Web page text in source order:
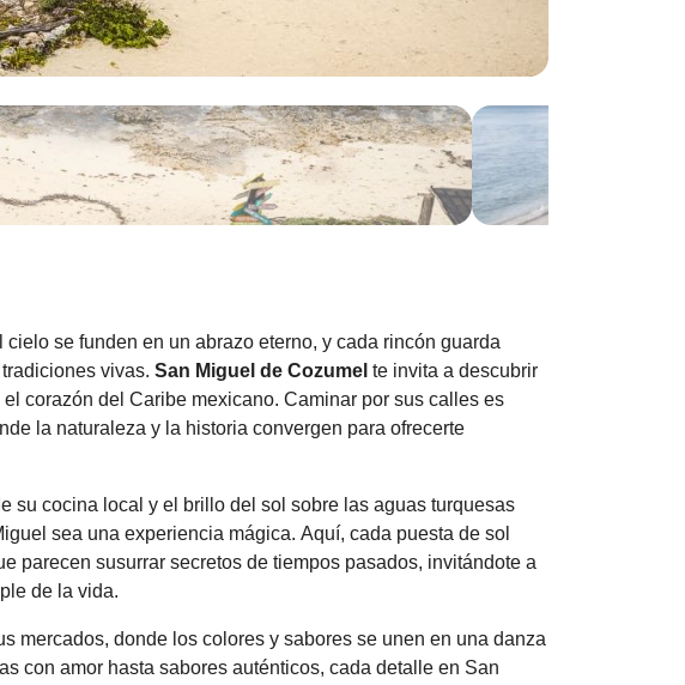
cielo se funden en un abrazo eterno, y cada rincón guarda
vivas. San Miguel de Cozumel te invita a descubrir
corazón del Caribe mexicano. Caminar por sus calles es
la naturaleza y la historia convergen para ofrecerte
su cocina local y el brillo del sol sobre las aguas turquesas
sea una experiencia mágica. Aquí, cada puesta de sol
parecen susurrar secretos de tiempos pasados, invitándote a
de la vida.
mercados, donde los colores y sabores se unen en una danza
con amor hasta sabores auténticos, cada detalle en San